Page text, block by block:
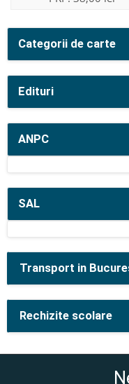
Categorii de carte
Edituri
ANPC
SAL
Transport in
Rechizite scolare